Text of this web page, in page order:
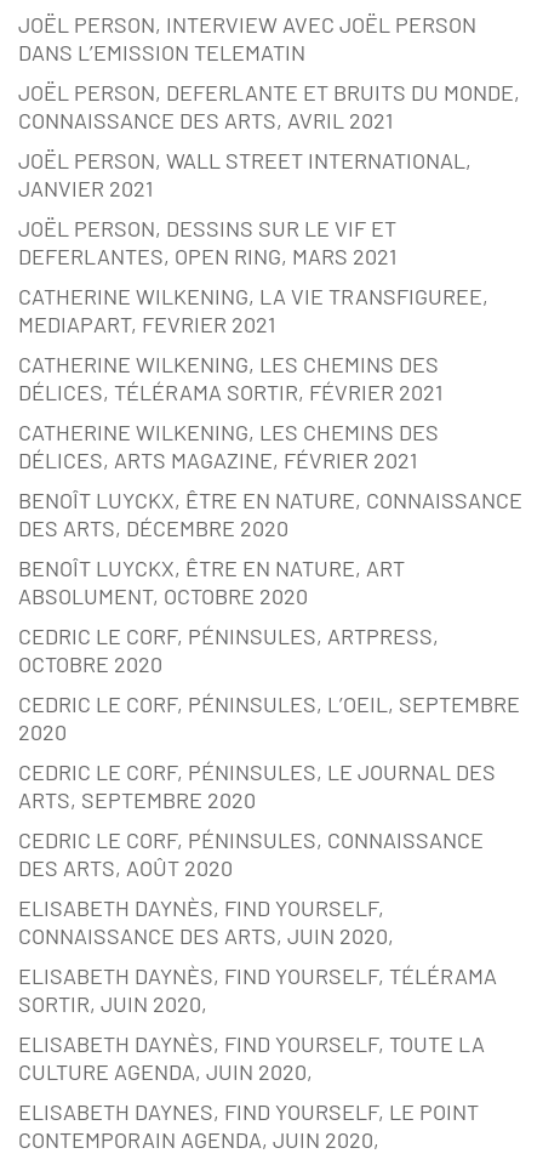
JOËL PERSON, INTERVIEW AVEC JOËL PERSON
DANS L’EMISSION TELEMATIN
JOËL PERSON, DEFERLANTE ET BRUITS DU MONDE,
CONNAISSANCE DES ARTS, AVRIL 2021
JOËL PERSON, WALL STREET INTERNATIONAL,
JANVIER 2021
JOËL PERSON, DESSINS SUR LE VIF ET
DEFERLANTES, OPEN RING, MARS 2021
CATHERINE WILKENING, LA VIE TRANSFIGUREE,
MEDIAPART, FEVRIER 2021
CATHERINE WILKENING, LES CHEMINS DES
DÉLICES, TÉLÉRAMA SORTIR, FÉVRIER 2021
CATHERINE WILKENING, LES CHEMINS DES
DÉLICES, ARTS MAGAZINE, FÉVRIER 2021
BENOÎT LUYCKX, ÊTRE EN NATURE, CONNAISSANCE
DES ARTS, DÉCEMBRE 2020
BENOÎT LUYCKX, ÊTRE EN NATURE, ART
ABSOLUMENT, OCTOBRE 2020
CEDRIC LE CORF, PÉNINSULES, ARTPRESS,
OCTOBRE 2020
CEDRIC LE CORF, PÉNINSULES, L’OEIL, SEPTEMBRE
2020
CEDRIC LE CORF, PÉNINSULES, LE JOURNAL DES
ARTS, SEPTEMBRE 2020
CEDRIC LE CORF, PÉNINSULES, CONNAISSANCE
DES ARTS, AOÛT 2020
ELISABETH DAYNÈS, FIND YOURSELF,
CONNAISSANCE DES ARTS, JUIN 2020,
ELISABETH DAYNÈS, FIND YOURSELF, TÉLÉRAMA
SORTIR, JUIN 2020,
ELISABETH DAYNÈS, FIND YOURSELF, TOUTE LA
CULTURE AGENDA, JUIN 2020,
ELISABETH DAYNES, FIND YOURSELF, LE POINT
CONTEMPORAIN AGENDA, JUIN 2020,